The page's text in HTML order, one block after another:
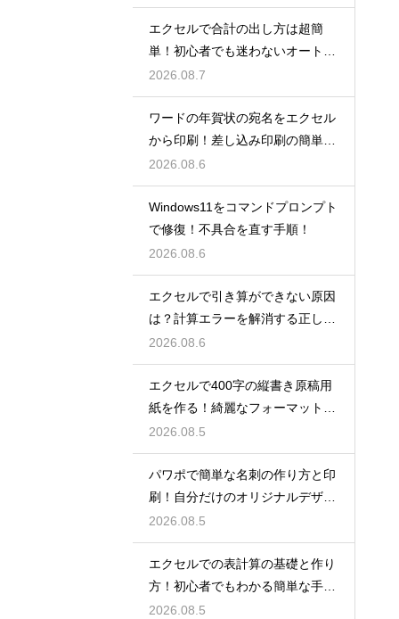
エクセルで合計の出し方は超簡
単！初心者でも迷わないオートS
UM術！
2026.08.7
ワードの年賀状の宛名をエクセル
から印刷！差し込み印刷の簡単手
順！
2026.08.6
Windows11をコマンドプロンプト
で修復！不具合を直す手順！
2026.08.6
エクセルで引き算ができない原因
は？計算エラーを解消する正しい
手順
2026.08.6
エクセルで400字の縦書き原稿用
紙を作る！綺麗なフォーマット
術！
2026.08.5
パワポで簡単な名刺の作り方と印
刷！自分だけのオリジナルデザイ
ン
2026.08.5
エクセルでの表計算の基礎と作り
方！初心者でもわかる簡単な手順
を紹介
2026.08.5